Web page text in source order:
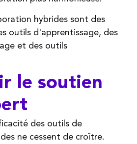
hybrides sont des
outils d'apprentissage, des
et des outils
le soutien
des outils de
ne cessent de croître.